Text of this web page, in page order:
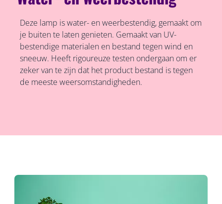
Deze lamp is water- en weerbestendig, gemaakt om
je buiten te laten genieten. Gemaakt van UV-
bestendige materialen en bestand tegen wind en
sneeuw. Heeft rigoureuze testen ondergaan om er
zeker van te zijn dat het product bestand is tegen
de meeste weersomstandigheden.